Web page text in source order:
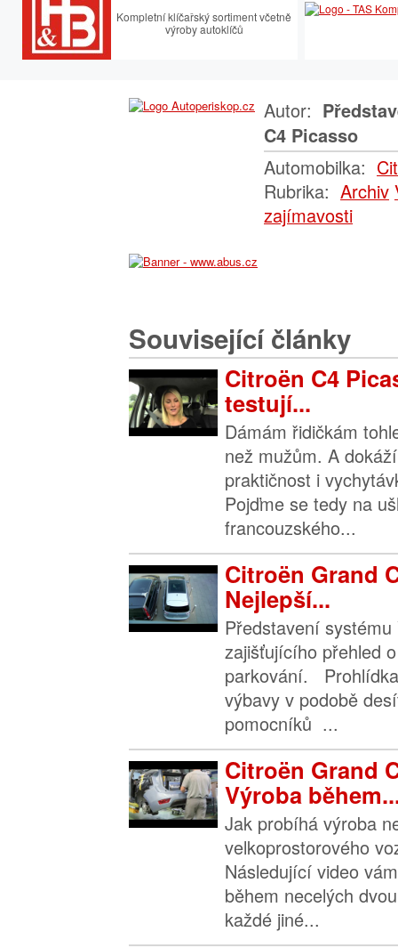
Kompletní klíčařský sortiment včetně
výroby autoklíčů
Autor:
C4 Picasso
Automobilka:
Rubrika: Archiv
zajímavosti
Související články
Citroën C4
testují...
Dámám řidičkám
než mužům. A
praktičnost i
Pojďme se tedy na
francouzského...
Citroën Grand
Nejlepší...
Představení systému
zajišťujícího přehled
parkování.
výbavy v podobě
pomocníků ...
Citroën Grand
Výroba
Jak probíhá výroba
velkoprostorového
Následující video
během necelých
každé jiné...